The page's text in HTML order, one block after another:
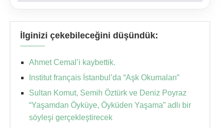
İlginizi çekebileceğini düşündük:
Ahmet Cemal’i kaybettik.
Institut français İstanbul’da “Aşk Okumaları”
Sultan Komut, Semih Öztürk ve Deniz Poyraz
“Yaşamdan Öyküye, Öyküden Yaşama” adlı bir
söyleşi gerçekleştirecek